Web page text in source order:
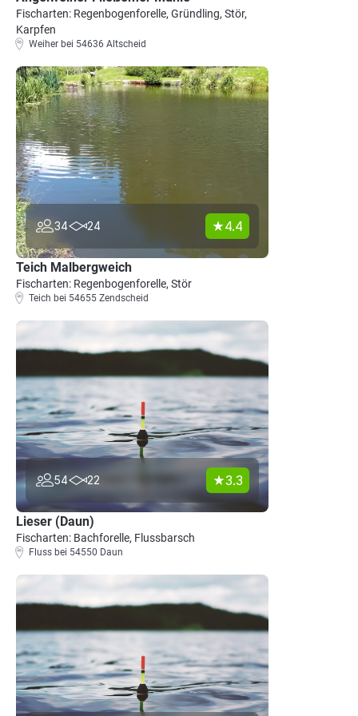
Fischarten: Regenbogenforelle, Gründling, Stör,
Karpfen
Weiher bei 54636 Altscheid
34 24 4.4
Teich Malbergweich
Fischarten: Regenbogenforelle, Stör
Teich bei 54655 Zendscheid
54 22 3.3
Lieser (Daun)
Fischarten: Bachforelle, Flussbarsch
Fluss bei 54550 Daun